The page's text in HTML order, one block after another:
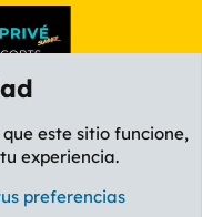
este sitio funcione,
experiencia.
preferencias